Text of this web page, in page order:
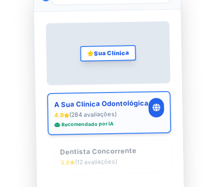
Sua Clínica
A Sua Clínica Odontológica
4.9 (284 avaliações)
Recomendado por IA
Dentista Concorrente
3.8 (12 avaliações)